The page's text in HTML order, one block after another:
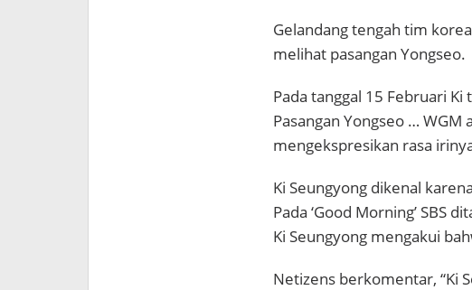
Gelandang tengah tim
melihat pasangan Yongseo.
Pada tanggal 15 Februari
Pasangan Yongseo … WGM
mengekspresikan rasa
Ki Seungyong dikenal
Pada ‘Good Morning’ SBS
Ki Seungyong mengakui
Netizens berkomentar, “Ki